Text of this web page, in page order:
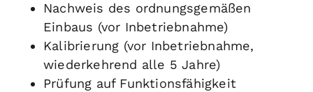
Nachweis des ordnungsgemäßen
Einbaus (vor Inbetriebnahme)
Kalibrierung (vor Inbetriebnahme,
wiederkehrend alle 5 Jahre)
Prüfung auf Funktionsfähigkeit